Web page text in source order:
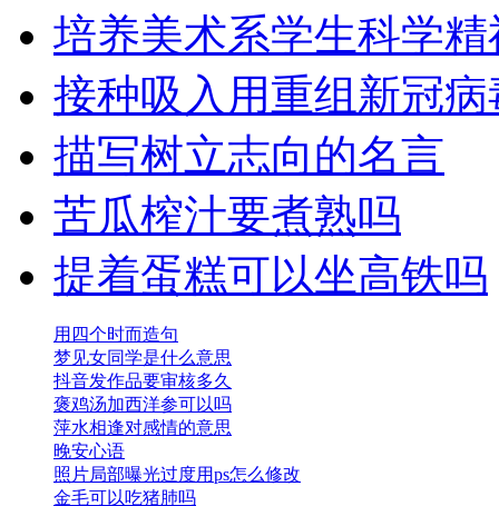
培养美术系学生科学
接种吸入用重组新冠
描写树立志向的名言
苦瓜榨汁要煮熟吗
提着蛋糕可以坐高铁吗
用四个时而造句
梦见女同学是什么意思
抖音发作品要审核多久
褒鸡汤加西洋参可以吗
萍水相逢对感情的意思
晚安心语
照片局部曝光过度用ps怎么修改
金毛可以吃猪肺吗